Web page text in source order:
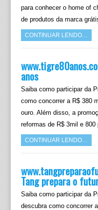
para conhecer o home of
de produtos da marca
CONTINUAR LENDO…
anos
Saiba como participar da
como concorrer a R$ 380
ouro. Além disso, a
reformas de R$ 3mil e
CONTINUAR LENDO…
Tang prepara o
Saiba como participar da
descubra como concorrer